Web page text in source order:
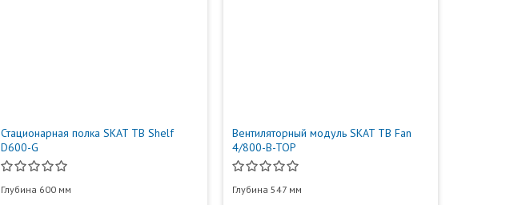
Стационарная полка SKAT TB Shelf
D600-G
Глубина 600 мм
Вентиляторный модуль SKAT TB Fan
4/800-B-TOP
Глубина 547 мм